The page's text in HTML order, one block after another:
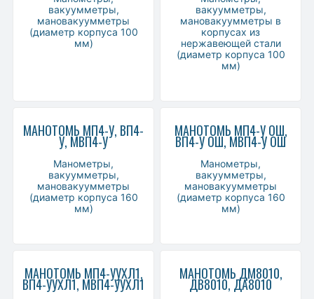
вакуумметры,
мановакуумметры
(диаметр корпуса 100
мм)
вакуумметры,
мановакуумметры в
корпусах из
нержавеющей стали
(диаметр корпуса 100
мм)
МАНОТОМЬ МП4-У, ВП4-
У, МВП4-У
Манометры,
вакуумметры,
мановакуумметры
(диаметр корпуса 160
мм)
МАНОТОМЬ МП4-У ОШ,
ВП4-У ОШ, МВП4-У ОШ
Манометры,
вакуумметры,
мановакуумметры
(диаметр корпуса 160
мм)
МАНОТОМЬ МП4-УУХЛ1,
ВП4-УУХЛ1, МВП4-УУХЛ1
МАНОТОМЬ ДМ8010,
ДВ8010, ДА8010